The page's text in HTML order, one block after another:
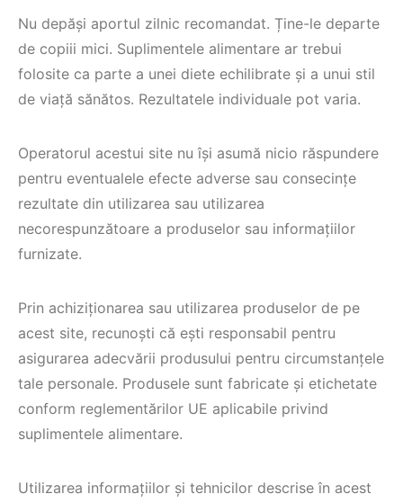
Nu depăși aportul zilnic recomandat. Ține-le departe
de copiii mici. Suplimentele alimentare ar trebui
folosite ca parte a unei diete echilibrate și a unui stil
de viață sănătos. Rezultatele individuale pot varia.
Operatorul acestui site nu își asumă nicio răspundere
pentru eventualele efecte adverse sau consecințe
rezultate din utilizarea sau utilizarea
necorespunzătoare a produselor sau informațiilor
furnizate.
Prin achiziționarea sau utilizarea produselor de pe
acest site, recunoști că ești responsabil pentru
asigurarea adecvării produsului pentru circumstanțele
tale personale. Produsele sunt fabricate și etichetate
conform reglementărilor UE aplicabile privind
suplimentele alimentare.
Utilizarea informațiilor și tehnicilor descrise în acest